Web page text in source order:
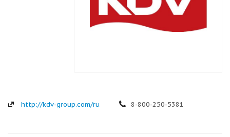
http://kdv-group.com/ru 8-800-250-5381